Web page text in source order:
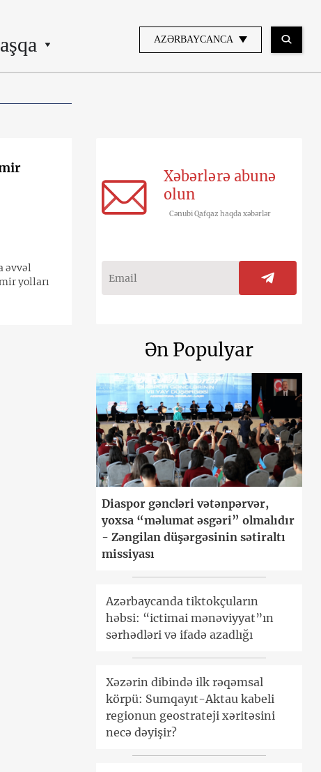
AZƏRBAYCANCA
əvvəl
yolları
Xəbərlərə abunə
olun
Cənubi Qafqaz haqda xəbərlər
Ən Populyar
Diaspor gəncləri vətənpərvər,
yoxsa “məlumat əsgəri” olmalıdır
- Zəngilan düşərgəsinin sətiraltı
missiyası
Azərbaycanda tiktokçuların
həbsi: “ictimai mənəviyyat”ın
sərhədləri və ifadə azadlığı
Xəzərin dibində ilk rəqəmsal
körpü: Sumqayıt-Aktau kabeli
regionun geostrateji xəritəsini
necə dəyişir?